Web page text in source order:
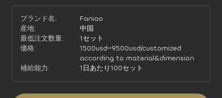
ブランド名:
Faniao
産地:
中国
最低注文数量:
1セット
価格:
1500usd~9500usd/customized
according to material&dimension
補給能力:
1日あたり100セット